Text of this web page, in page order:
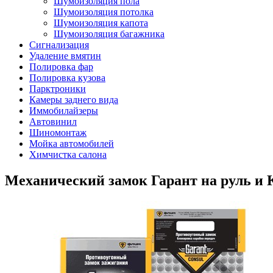
Шумоизоляция потолка
Шумоизоляция капота
Шумоизоляция багажника
Сигнализация
Удаление вмятин
Полировка фар
Полировка кузова
Парктроники
Камеры заднего вида
Иммобилайзеры
Автовинил
Шиномонтаж
Мойка автомобилей
Химчистка салона
Механический замок Гарант на руль